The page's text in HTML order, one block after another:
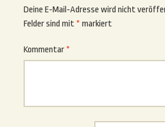
Deine E-Mail-Adresse wird nicht
Felder sind mit * markiert
Kommentar *